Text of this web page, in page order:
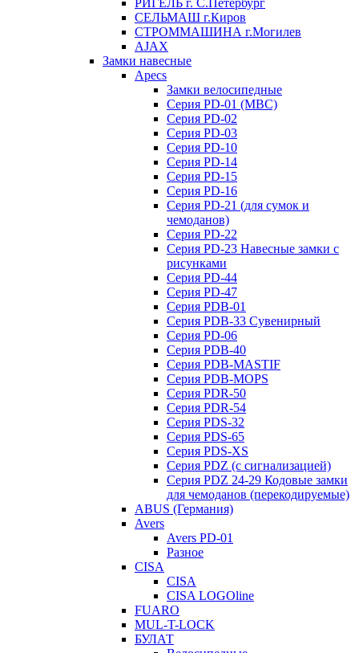
РИГЕЛЬ г. С.Петербург
СЕЛЬМАШ г.Киров
СТРОММАШИНА г.Могилев
AJAX
Замки навесные
Apecs
Замки велосипедные
Серия PD-01 (МВС)
Серия PD-02
Серия PD-03
Серия PD-10
Серия PD-14
Серия PD-15
Серия PD-16
Серия PD-21 (для сумок и
чемоданов)
Серия PD-22
Серия PD-23 Навесные замки с
рисунками
Серия PD-44
Серия PD-47
Серия PDB-01
Серия PDB-33 Сувенирный
Серия PD-06
Серия PDB-40
Серия PDB-MASTIF
Серия PDB-MOPS
Серия PDR-50
Серия PDR-54
Серия PDS-32
Серия PDS-65
Серия PDS-XS
Серия PDZ (с сигнализацией)
Серия PDZ 24-29 Кодовые замки
для чемоданов (перекодируемые)
ABUS (Германия)
Avers
Avers PD-01
Разное
CISA
CISA
CISA LOGOline
FUARO
MUL-T-LOCK
БУЛАТ